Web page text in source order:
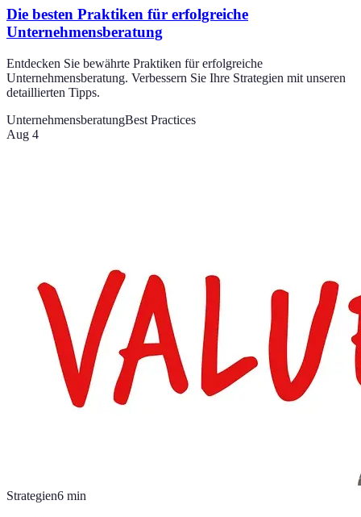
Die besten Praktiken für erfolgreiche
Unternehmensberatung
Entdecken Sie bewährte Praktiken für erfolgreiche
Unternehmensberatung. Verbessern Sie Ihre Strategien mit unseren
detaillierten Tipps.
UnternehmensberatungBest Practices
Aug 4
Strategien6 min